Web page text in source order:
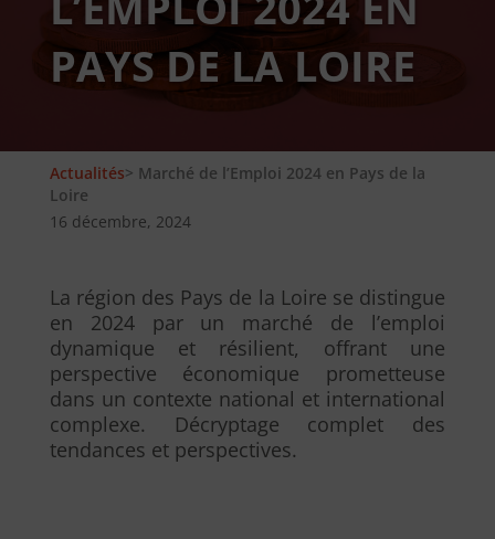
PAYS DE LA LOIRE
Actualités> Marché de l’Emploi 2024 en Pays de la
Loire
16 décembre, 2024
La région des Pays de la Loire se distingue
en 2024 par un marché de l’emploi
dynamique et résilient, offrant une
perspective économique prometteuse
dans un contexte national et international
complexe. Décryptage complet des
tendances et perspectives.